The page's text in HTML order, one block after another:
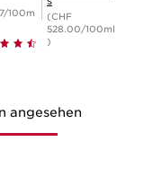
100m
(CHF
528.00/100ml
)
angesehen